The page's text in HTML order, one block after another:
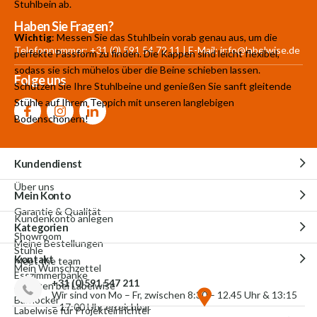
Stuhlbein ab.
Wichtig: Messen Sie das Stuhlbein vorab genau aus, um die
perfekte Passform zu finden. Die Kappen sind leicht flexibel,
sodass sie sich mühelos über die Beine schieben lassen.
Schützen Sie Ihre Stuhlbeine und genießen Sie sanft gleitende
Stühle auf Ihrem Teppich mit unseren langlebigen
Bodenschonern!
Mehr als 30.000
Produkte auf Lager
Showroom
eigener Produktion
Haben Sie Fragen?
Telefonnummer: +31 (0) 591 54 72 11 | E-Mail:info@labelwise.de
Folge uns
Kundendienst
Über uns
Garantie & Qualität
Showroom
Meet the team
Arbeiten bei Labelwise
Labelwise für Projekteinrichter
Mein Konto
Kundenkonto anlegen
Meine Bestellungen
Mein Wunschzettel
Kategorien
Stühle
Esszimmerbänke
Barhocker
Kontakt
+31 (0)591 547 211
Wir sind von Mo – Fr, zwischen 8:30 – 12.45 Uhr & 13:15
– 17:00 Uhr erreichbar